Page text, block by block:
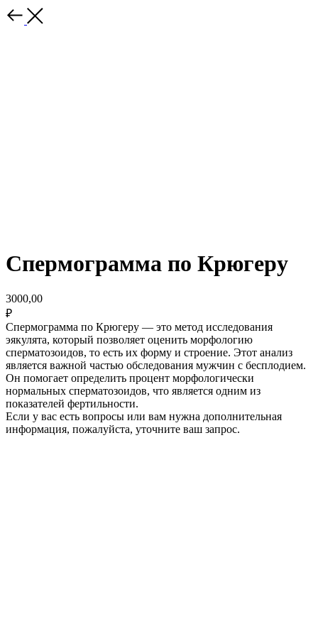
Спермограмма по Крюгеру
3000,00
₽
Спермограмма по Крюгеру — это метод исследования
эякулята, который позволяет оценить морфологию
сперматозоидов, то есть их форму и строение. Этот анализ
является важной частью обследования мужчин с бесплодием.
Он помогает определить процент морфологически
нормальных сперматозоидов, что является одним из
показателей фертильности.
Если у вас есть вопросы или вам нужна дополнительная
информация, пожалуйста, уточните ваш запрос.